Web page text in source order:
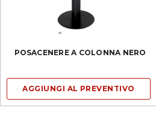
POSACENERE A COLONNA NERO
AGGIUNGI AL PREVENTIVO